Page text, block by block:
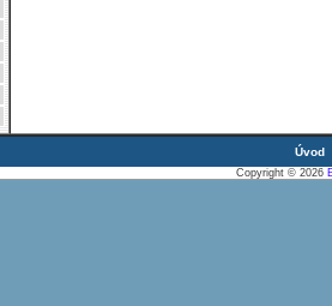
Úvod
Copyright © 2026